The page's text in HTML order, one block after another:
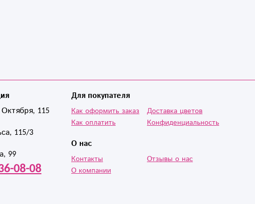
115
115/3
99
08-08
Для покупателя
Как оформить заказ
Как оплатить
Доставка цветов
Конфиденциальность
О нас
Контакты
О компании
Отзывы о нас